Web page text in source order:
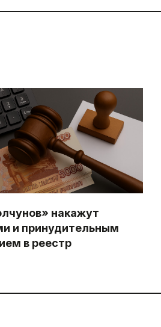
накажут
и принудительным
в реестр